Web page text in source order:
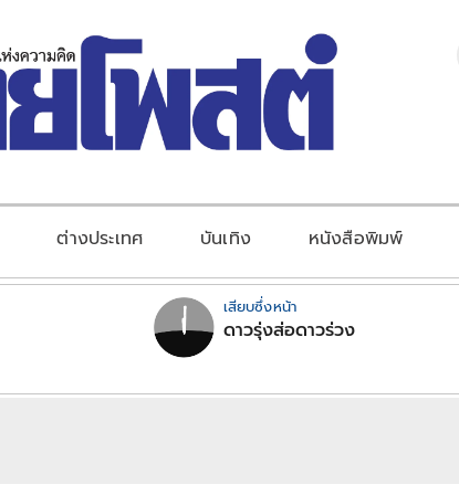
ต่างประเทศ บันเทิง หนังสือพิมพ์
เสียบซึ่งหน้า
ดาวรุ่งส่อดาวร่วง